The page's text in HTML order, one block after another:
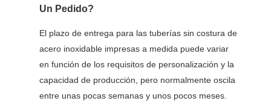
Un Pedido?
El plazo de entrega para las tuberías sin costura de
acero inoxidable impresas a medida puede variar
en función de los requisitos de personalización y la
capacidad de producción, pero normalmente oscila
entre unas pocas semanas y unos pocos meses.